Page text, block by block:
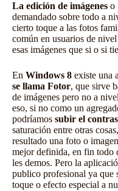
La edición de imágenes o
demandado sobre todo a
cierto toque a las fotos
común en usuarios de
esas imágenes que si o si
En Windows 8 existe una
se llama Fotor, que sirve
de imágenes pero no a
eso, si no como un
podríamos subir el
saturación entre otras
resultado una foto o
mejor definida, en fin todo
les demos. Pero la
publico profesional ya que
toque o efecto especial a